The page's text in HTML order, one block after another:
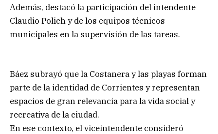
Además, destacó la participación del intendente
Claudio Polich y de los equipos técnicos
municipales en la supervisión de las tareas.
Báez subrayó que la Costanera y las playas forman
parte de la identidad de Corrientes y representan
espacios de gran relevancia para la vida social y
recreativa de la ciudad.
En ese contexto, el viceintendente consideró